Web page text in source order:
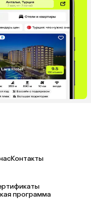
Контакты
программа